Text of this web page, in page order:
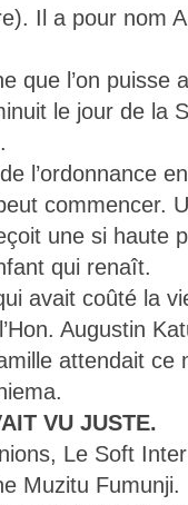
Il a pour nom
que l’on puisse
le jour de la
l’ordonnance
commencer.
une si haute
qui renaît.
avait coûté la
Augustin
attendait ce
VU JUSTE.
Le Soft
Muzitu Fumunji.